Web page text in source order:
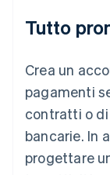
Tutto
Crea un
pagamenti
contratti o
bancarie. In
progettare
Lettonia
English
Deutsch
Lituania
Français
Malaysia